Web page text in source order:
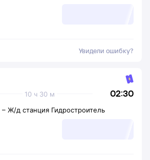
Увидели ошибку?
02:30
10 ч 30 м
– Ж/д станция Гидростроитель